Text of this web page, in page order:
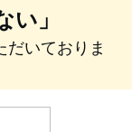
い」
だいておりま